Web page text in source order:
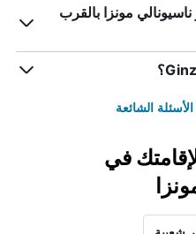
مونزا بالقرب
الشائعة
في